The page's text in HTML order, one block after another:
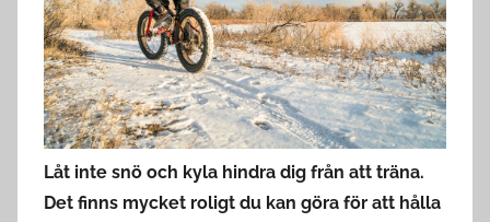
Låt inte snö och kyla hindra dig från att träna.
Det finns mycket roligt du kan göra för att hålla